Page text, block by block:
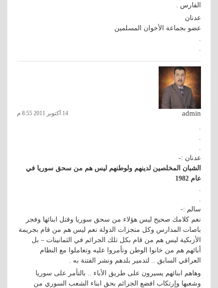
الفارس .
عدنان
عضو بجماعة الأخوان المسلمين
.
.
admin 14 أكتوبر 2011 8:55 م
.
.
.
عدنان :-
الشبان المخلصين لدينهم ولوطنهم ليس هم من سحق سوريا في
عام 1982
.
.
سالم :-
نعم كلامك صحيح ليس هؤلاء من سحق سوريا وقتل ابنائها وفجر
باصات المدارس وكل منجزات الدولة نعم ليس هم من قام بجريمة
الأزبكية ليس هم من قام بكل تلك الجرائم في الثمانينات – بل
أبائهم هم من خانوا الوطن وتأمروا عليه وتعاملوا مع النظام
العراقي السابق .. لتدمير بلدهم ونشر الفتنة به .
وهاهم ابنائهم يسيرون على طريق الأباء .. بالتأمر على سوريا
وشعبها وإرتكاب افضع الجرائم بحق ابناء الشعب السوري من